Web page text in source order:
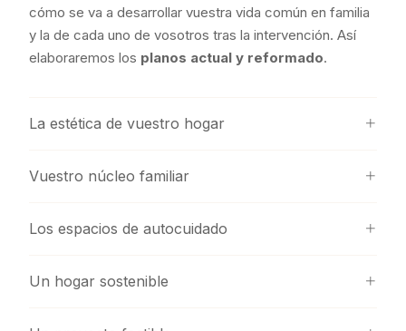
cómo se va a desarrollar vuestra vida común en familia
y la de cada uno de vosotros tras la intervención. Así
elaboraremos los planos actual y reformado.
La estética de vuestro hogar
Vuestro núcleo familiar
Los espacios de autocuidado
Un hogar sostenible